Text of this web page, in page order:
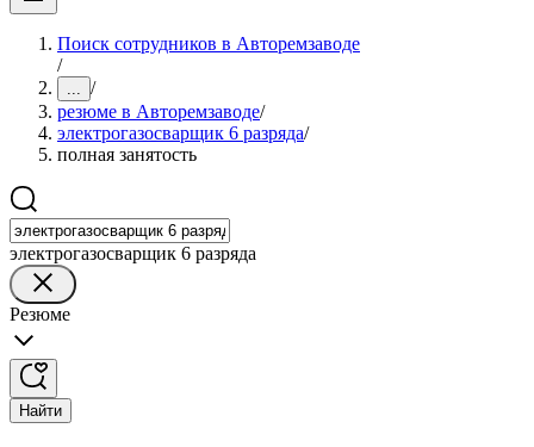
Поиск сотрудников в Авторемзаводе
/
... /
резюме в Авторемзаводе/
электрогазосварщик 6 разряда/
полная занятость
электрогазосварщик 6 разряда
Резюме
Найти